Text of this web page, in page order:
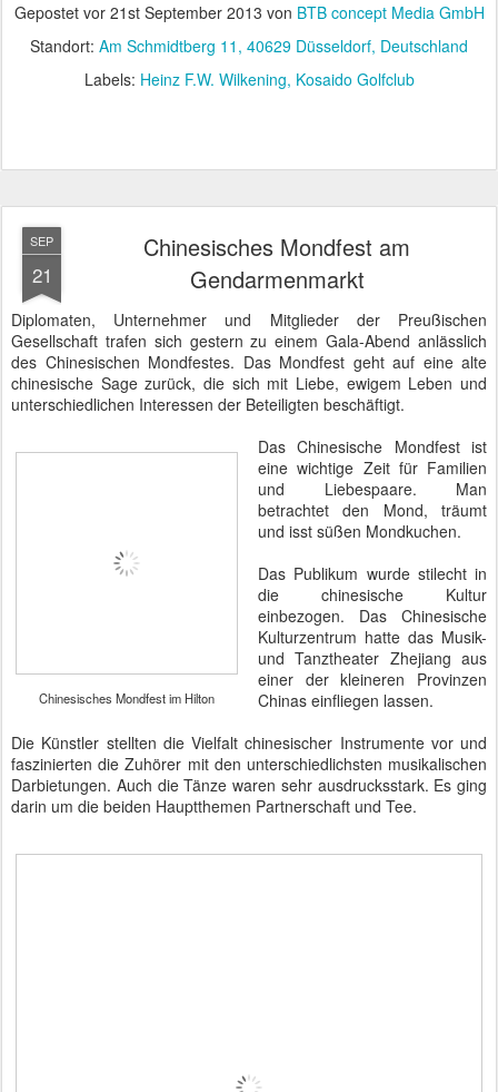
Gepostet vor 21st September 2013 von BTB concept Media GmbH
Standort: Am Schmidtberg 11, 40629 Düsseldorf, Deutschland
Labels: Heinz F.W. Wilkening Kosaido Golfclub
SEP
21
Chinesisches Mondfest am
Gendarmenmarkt
Diplomaten, Unternehmer und Mitglieder der Preußischen
Gesellschaft trafen sich gestern zu einem Gala-Abend anlässlich
des Chinesischen Mondfestes. Das Mondfest geht auf eine alte
chinesische Sage zurück, die sich mit Liebe, ewigem Leben und
unterschiedlichen Interessen der Beteiligten beschäftigt.
Chinesisches Mondfest im Hilton
Das Chinesische Mondfest ist
eine wichtige Zeit für Familien
und Liebespaare. Man
betrachtet den Mond, träumt
und isst süßen Mondkuchen.
Das Publikum wurde stilecht in
die chinesische Kultur
einbezogen. Das Chinesische
Kulturzentrum hatte das Musik-
und Tanztheater Zhejiang aus
einer der kleineren Provinzen
Chinas einfliegen lassen.
Die Künstler stellten die Vielfalt chinesischer Instrumente vor und
faszinierten die Zuhörer mit den unterschiedlichsten musikalischen
Darbietungen. Auch die Tänze waren sehr ausdrucksstark. Es ging
darin um die beiden Hauptthemen Partnerschaft und Tee.